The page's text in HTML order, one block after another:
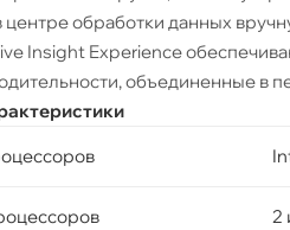
обработки данных
Insight Experience
объединенные в
2